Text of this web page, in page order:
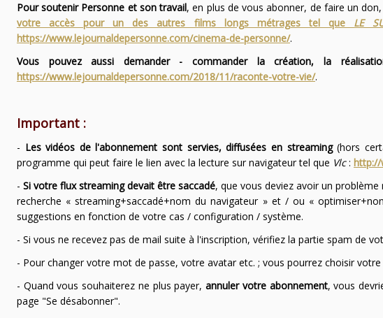
Pour soutenir Personne et son travail, en plus de vous abonner, de faire un
votre accès pour un des autres films longs métrages tel que LE
https://www.lejournaldepersonne.com/cinema-de-personne/.
Vous pouvez aussi demander - commander la création, la
https://www.lejournaldepersonne.com/2018/11/raconte-votre-vie/.
Important :
- Les vidéos de l'abonnement sont servies, diffusées en streaming(hors
programme qui peut faire le lien avec la lecture sur navigateur tel que Vlc: http://
- Si votre flux streaming devait être saccadé, que vous deviez avoir un
recherche « streaming+saccadé+nom du navigateur » et / ou «
suggestions en fonction de votre cas / configuration / système.
- Si vous ne recevez pas de mail suite à l'inscription, vérifiez la partie spam de
- Pour changer votre mot de passe, votre avatar etc. ; vous pourrez choisir
- Quand vous souhaiterez ne plus payer,annuler votre abonnement, vous
page "Se désabonner".